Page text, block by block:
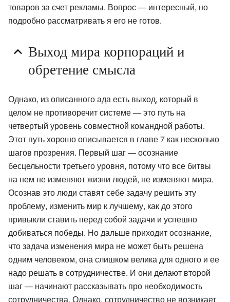
товаров за счет рекламы. Вопрос — интересный, но
подробно рассматривать я его не готов.
Выход мира корпораций и
обретение смысла
Однако, из описанного ада есть выход, который в
целом не противоречит системе — это путь на
четвертый уровень совместной командной работы.
Этот путь хорошо описывается в главе 7 как несколько
шагов прозрения. Первый шаг — осознание
бесцельности третьего уровня, потому что все битвы
на нем не изменяют жизни людей, не изменяют мира.
Осознав это люди ставят себе задачу решить эту
проблему, изменить мир к лучшему, как до этого
привыкли ставить перед собой задачи и успешно
добиваться победы. Но дальше приходит осознание,
что задача изменения мира не может быть решена
одним человеком, она слишком велика для одного и ее
надо решать в сотрудничестве. И они делают второй
шаг — начинают рассказывать про необходимость
сотрудничества. Однако, сотрудничество не возникает